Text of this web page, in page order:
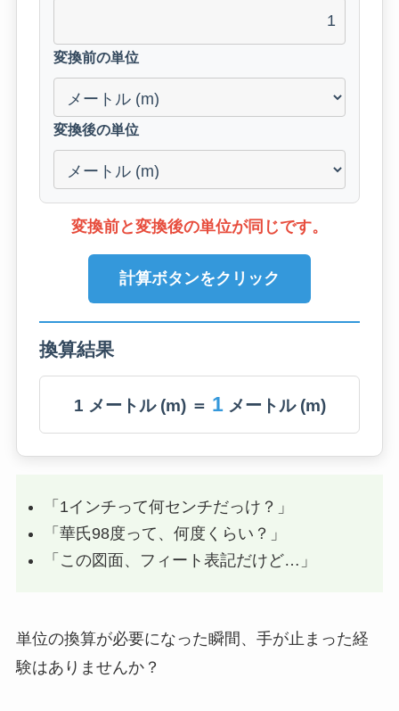
変換前の単位
変換後の単位
変換前と変換後の単位が同じです。
計算ボタンをクリック
換算結果
1 メートル (m) ＝ 1メートル (m)
「1インチって何センチだっけ？」
「華氏98度って、何度くらい？」
「この図面、フィート表記だけど…」
単位の換算が必要になった瞬間、手が止まった経
験はありませんか？